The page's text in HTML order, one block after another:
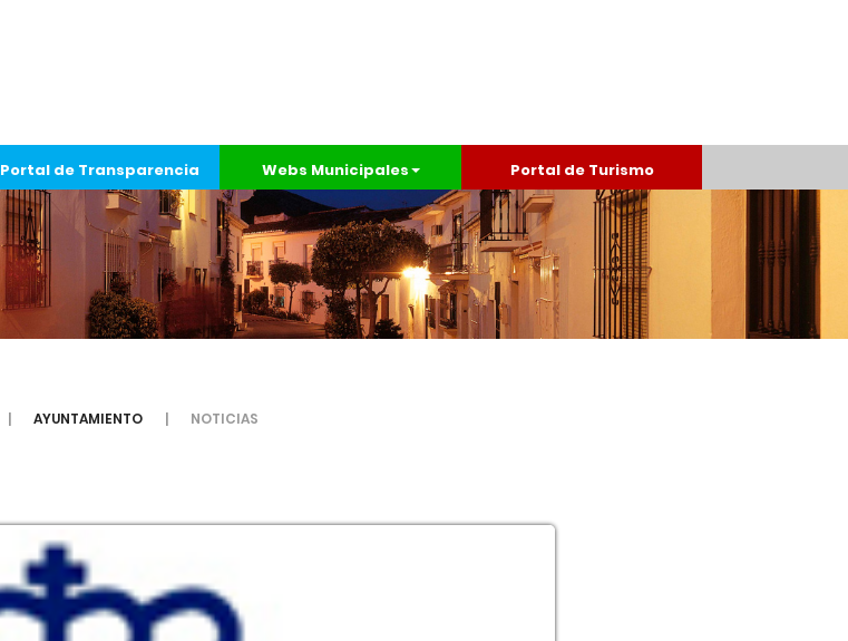
Portal de Transparencia Webs Municipales Portal de Turismo
AYUNTAMIENTO NOTICIAS